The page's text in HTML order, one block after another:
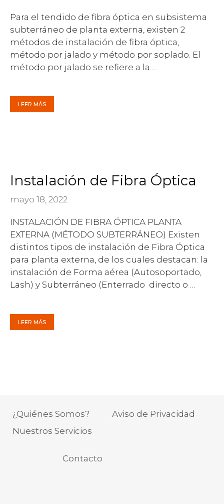
Para el tendido de fibra óptica en subsistema
subterráneo de planta externa, existen 2
métodos de instalación de fibra óptica,
método por jalado y método por soplado. El
método por jalado se refiere a la …
LEER MÁS
Instalación de Fibra Óptica
mayo 18, 2022
INSTALACIÓN DE FIBRA ÓPTICA PLANTA
EXTERNA (MÉTODO SUBTERRÁNEO) Existen
distintos tipos de instalación de Fibra Óptica
para planta externa, de los cuales destacan: la
instalación de Forma aérea (Autosoportado,
Lash) y Subterráneo (Enterrado directo o …
LEER MÁS
¿Quiénes Somos?
Nuestros Servicios
Aviso de Privacidad
Contacto